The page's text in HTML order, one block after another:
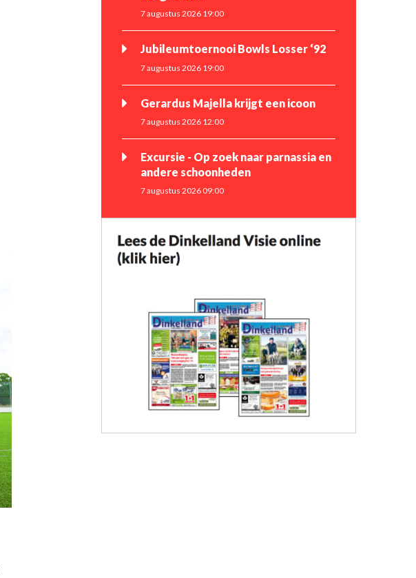
7 augustus 2026 19:00
Jubileumtoernooi Bowls Losser ‘92
7 augustus 2026 19:00
Gerardus Majella krijgt een icoon
7 augustus 2026 12:00
Excursie - Op zoek naar parnassia en
andere schoonheden
7 augustus 2026 09:00